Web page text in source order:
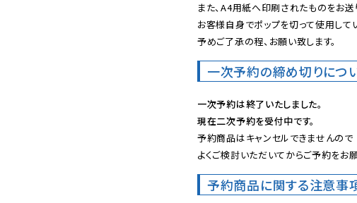
また、A4用紙へ印刷されたものをお送
お客様自身でポップを切って使用して
予めご了承の程、お願い致します。
一次予約の締め切りにつ
一次予約は終了いたしました。
現在二次予約を受付中です。
予約商品はキャンセルできませんので
よくご検討いただいてからご予約をお願
予約商品に関する注意事